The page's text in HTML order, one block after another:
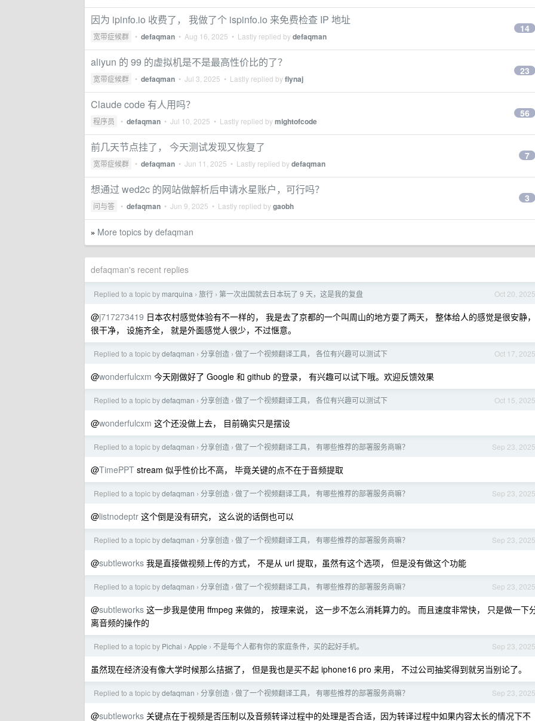
因为 ipinfo.io 收费了， 我做了个 ispinfo.io 来免费检查 IP 地址
宽带症候群 • defaqman • Aug 16, 2025 • Lastly replied bydefaqman
14
aliyun 的 99 的虚拟机是不是最高性价比的了？
宽带症候群 • defaqman • Jul 3, 2025 • Lastly replied byflynaj
23
Claude code 有人用吗？
程序员 • defaqman • Jul 10, 2025 • Lastly replied bymightofcode
56
前几天节点挂了， 今天测试发现又恢复了
宽带症候群 • defaqman • Jun 11, 2025 • Lastly replied bydefaqman
7
想通过 wed2c 的网站做解析后申请水星账户，可行吗？
问与答 • defaqman • Jun 9, 2025 • Lastly replied bygaobh
3
» More topics by defaqman
defaqman's recent replies
Oct 20, 2025
Replied to a topic by marquina › 旅行 › 第一次出国就去日本玩了 9 天，这是我的复盘
@j717273419 日本农村感觉体验有不一样的， 我是去了京都的一个叫周山的地方耍了两天， 整体给人的感觉是很安静，
很干净， 设施齐全， 就是外面感觉人很少，不过惬意。
Oct 17, 2025
Replied to a topic bydefaqman › 分享创造 › 做了一个视频翻译工具， 各位有兴趣可以测试下
@wonderfulcxm 今天刚做好了 Google 和 github 的登录， 有兴趣可以试下哦。欢迎反馈效果
Oct 15, 2025
Replied to a topic bydefaqman › 分享创造 › 做了一个视频翻译工具， 各位有兴趣可以测试下
@wonderfulcxm 这个还没做上去， 目前确实只是摆设
Sep 23, 2025
Replied to a topic bydefaqman › 分享创造 › 做了一个视频翻译工具， 有哪些推荐的部署服务商嘛？
@TimePPT stream 似乎性价比不高， 毕竟关键的点不在于音频提取
Sep 23, 2025
Replied to a topic bydefaqman › 分享创造 › 做了一个视频翻译工具， 有哪些推荐的部署服务商嘛？
@listnodeptr 这个倒是没有研究， 这么说的话倒也可以
Sep 23, 2025
Replied to a topic bydefaqman › 分享创造 › 做了一个视频翻译工具， 有哪些推荐的部署服务商嘛？
@subtleworks 我是直接做视频上传的方式， 不是从 url 提取，虽然有这个选项， 但是没有做这个功能
Sep 23, 2025
Replied to a topic bydefaqman › 分享创造 › 做了一个视频翻译工具， 有哪些推荐的部署服务商嘛？
@subtleworks 这一步我是使用 ffmpeg 来做的， 按理来说， 这一步不怎么消耗算力的。 而且速度非常快， 只是做一下
离音频的操作的
Sep 23, 2025
Replied to a topic by Pichai › Apple › 不是每个人都有你的家庭条件，买的起好手机。
虽然现在经济没有像大学时候那么拮据了， 但是我也是买不起 iphone16 pro 来用， 不过公司抽奖得到就另当别论了。
Sep 23, 2025
Replied to a topic bydefaqman › 分享创造 › 做了一个视频翻译工具， 有哪些推荐的部署服务商嘛？
@subtleworks 关键点在于视频是否压制以及音频转译过程中的处理是否合适，因为转译过程中如果内容太长的情况下不